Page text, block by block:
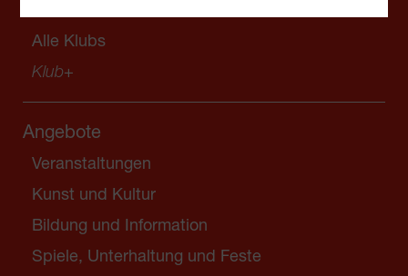
Alle Klubs
Klub+
Angebote
Veranstaltungen
Kunst und Kultur
Bildung und Information
Spiele, Unterhaltung und Feste